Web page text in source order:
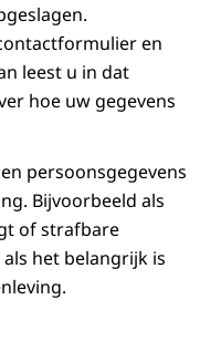
en
leest u in dat
hoe uw gegevens
persoonsgegevens
Bijvoorbeeld als
of strafbare
het belangrijk is